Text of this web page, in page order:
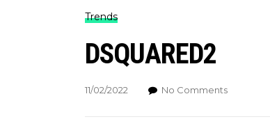
Trends
DSQUARED2
11/02/2022 No Comments